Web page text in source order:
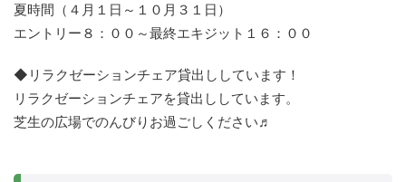
夏時間（４月１日～１０月３１日）
エントリー８：００～最終エキジット１６：００
◆リラクゼーションチェア貸出ししています！
リラクゼーションチェアを貸出ししています。
芝生の広場でのんびりお過ごしください♬